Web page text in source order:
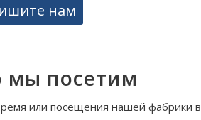
нам
мы посетим
или посещения нашей фабрики в